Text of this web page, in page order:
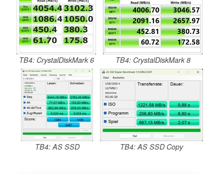
TB4: CrystalDiskMark 6 TB4: CrystalDiskMark 8
TB4: AS SSD TB4: AS SSD Copy